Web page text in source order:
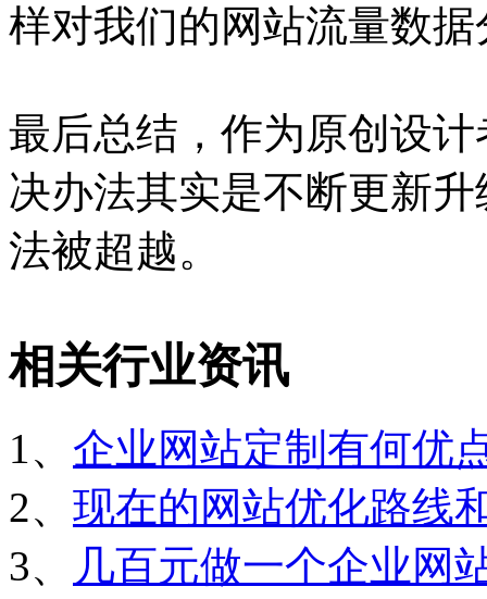
样对我们的网站流量数
最后总结，作为原创设
决办法其实是不断更新
法被超越。
相关行业资讯
1、 企业网站定制有何优
2、 现在的网站优化路线
3、
几百元做一个企业网